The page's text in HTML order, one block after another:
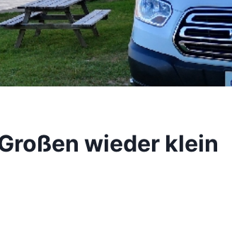
wieder klein